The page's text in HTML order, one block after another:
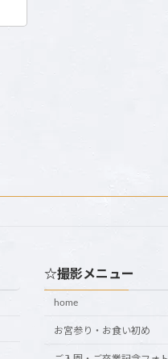
☆撮影メニュー
home
お宮参り・お食い初め